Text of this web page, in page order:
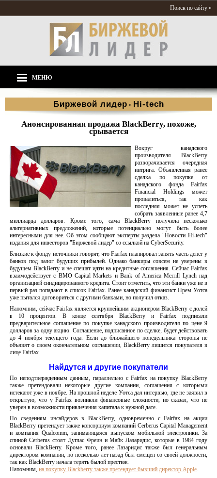
Поиск по сайту »
МЕНЮ
Биржевой лидер » Hi-tech
Анонсированная продажа BlackBerry, похоже,
срывается
Вокруг канадского
производителя BlackBerry
разворачивается очередная
интрига. Объявленная ранее
сделка по покупке от
канадского фонда Fairfax
Financial Holdings может
провалиться, так как
последняя может не успеть
собрать заявленные ранее 4,7
миллиарда долларов. Кроме того, сама BlackBerry получила несколько
альтернативных предложений, которые потенциально могут быть более
интересными для нее. Об этом сообщают эксперты раздела "Новости Hi-tech"
издания для инвесторов "Биржевой лидер" со ссылкой на CyberSecurity.
Близкие к фонду источники говорят, что Fiarfax планировал занять часть денег у
банков под залог будущих прибылей. Однако банкиры совсем не уверены в
будущем BlackBerry и не спешат идти на кредитные соглашения. Сейчас Fairfax
взаимодействует с BMO Capital Markets и Bank of America Merrill Lynch над
организацией синдицированного кредита. Стоит отметить, что эти банки уже не в
первый раз попадают в список Fairfax. Ранее канадский финансист Прем Уотса
уже пытался договориться с другими банками, но получил отказ.
Напомним, сейчас Fairfax является крупнейшим акционером BlackBerry с долей
в 10 процентов. В конце сентября BlackBerry и Fairfax подписали
предварительное соглашение по покупке канадского производителя по цене 9
долларов за одну акцию. Соглашение, подписанное по сделке, будет действовать
до 4 ноября текущего года. Если до ближайшего понедельника стороны не
объявят о своем окончательном соглашении, BlackBerry лишится покупателя в
лице Fairfax.
Найдутся и другие покупатели
По неподтвержденным данным, параллельно с Fairfax на покупку BlackBerry
также претендовали некоторые другие компании, соглашения с которыми
истекают уже в ноябре. На прошлой неделе Уотса дал интервью, где не заявил в
открытую, что у Fairfax возникли финансовые сложности, но сказал, что не
уверен в возможности привлечения капитала к нужной дате.
По сведениям инсайдеров в BlackBerry, одновременно с Fairfax на акции
BlackBerry претендует также консорциум компаний Cerberus Capital Management
и компания Qualcomm, занимающаяся выпуском мобильной электроники. За
спиной Cerberus стоят Дуглас Фреин и Майк Лазаридис, которые в 1984 году
основали BlackBerry. Кроме того, ранее Лазаридис также был генеральным
директором компании, но несколько лет назад был смещен со своей должности,
так как BlackBerry начала терять былой престиж.
Напомним, на покупку Blackberry также претендует бывший директор Apple.